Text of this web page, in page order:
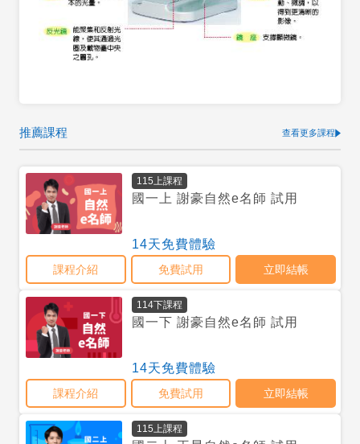
推薦課程 查看更多課程